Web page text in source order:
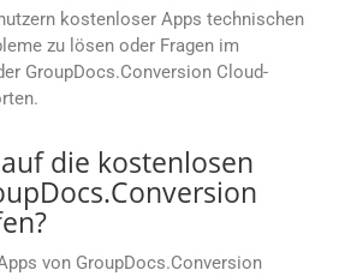
kostenloser Apps technischen
zu lösen oder Fragen im
GroupDocs.Conversion Cloud-
die kostenlosen
von GroupDocs.Conversion